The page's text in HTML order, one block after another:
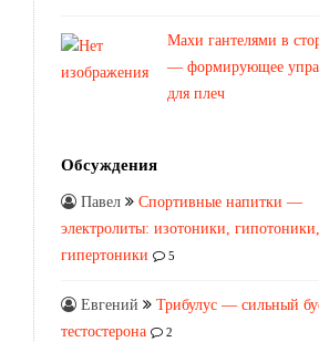
Махи гантелями в
— формирующее
для плеч
Обсуждения
Павел
Спортивные напитки —
электролиты: изотоники, гипотоники,
гипертоники
5
Евгений
Трибулус — сильный
тестостерона
2